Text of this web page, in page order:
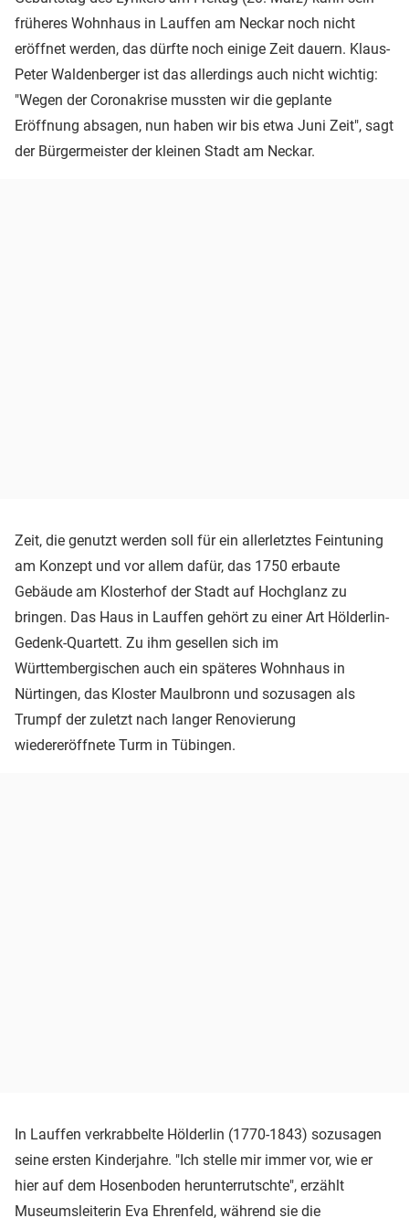
früheres Wohnhaus in Lauffen am Neckar noch nicht
eröffnet werden, das dürfte noch einige Zeit dauern. Klaus-
Peter Waldenberger ist das allerdings auch nicht wichtig:
"Wegen der Coronakrise mussten wir die geplante
Eröffnung absagen, nun haben wir bis etwa Juni Zeit", sagt
der Bürgermeister der kleinen Stadt am Neckar.
Zeit, die genutzt werden soll für ein allerletztes Feintuning
am Konzept und vor allem dafür, das 1750 erbaute
Gebäude am Klosterhof der Stadt auf Hochglanz zu
bringen. Das Haus in Lauffen gehört zu einer Art Hölderlin-
Gedenk-Quartett. Zu ihm gesellen sich im
Württembergischen auch ein späteres Wohnhaus in
Nürtingen, das Kloster Maulbronn und sozusagen als
Trumpf der zuletzt nach langer Renovierung
wiedereröffnete Turm in Tübingen.
In Lauffen verkrabbelte Hölderlin (1770-1843) sozusagen
seine ersten Kinderjahre. "Ich stelle mir immer vor, wie er
hier auf dem Hosenboden herunterrutschte", erzählt
Museumsleiterin Eva Ehrenfeld, während sie die